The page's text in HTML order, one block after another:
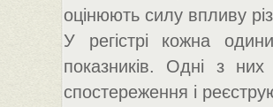
оцінюють силу впливу
У регістрі кожна
показників. Одні з
спостереження і